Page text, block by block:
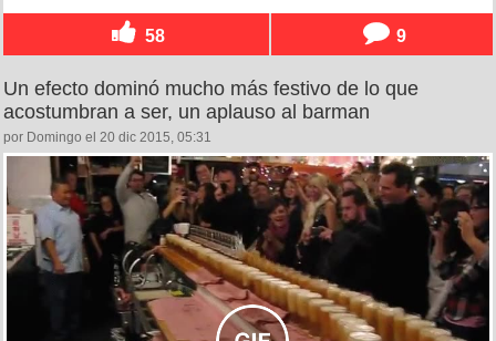
58 9
Un efecto dominó mucho más festivo de lo que
acostumbran a ser, un aplauso al barman
por Domingo el 20 dic 2015, 05:31